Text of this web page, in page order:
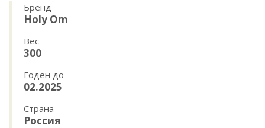
Бренд
Holy Om
Вес
300
Годен до
02.2025
Страна
Россия